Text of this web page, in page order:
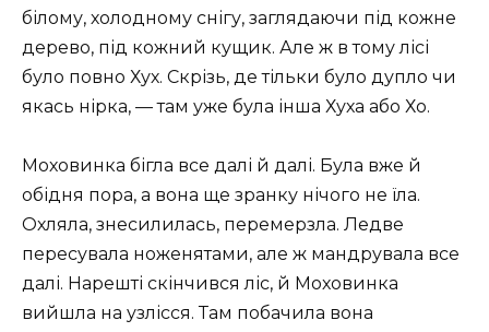
білому, холодному снігу, заглядаючи під кожне
дерево, під кожний кущик. Але ж в тому лісі
було повно Хух. Скрізь, де тільки було дупло чи
якась нірка, — там уже була інша Хуха або Хо.
Моховинка бігла все далі й далі. Була вже й
обідня пора, а вона ще зранку нічого не їла.
Охляла, знесилилась, перемерзла. Ледве
пересувала ноженятами, але ж мандрувала все
далі. Нарешті скінчився ліс, й Моховинка
вийшла на узлісся. Там побачила вона